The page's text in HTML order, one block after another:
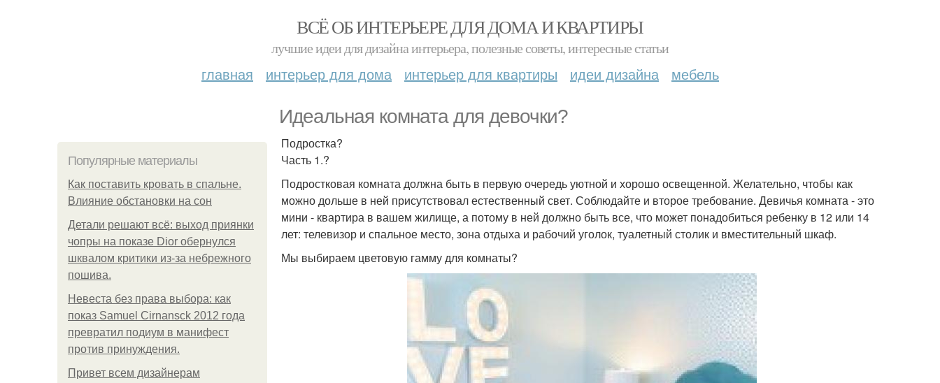
ВСЁ ОБ ИНТЕРЬЕРЕ ДЛЯ ДОМА И КВАРТИРЫ
лучшие идеи для дизайна интерьера, полезные советы, интересные статьи
главная интерьер для дома интерьер для квартиры идеи дизайна мебель
Идеальная комната для девочки?
Популярные материалы
Как поставить кровать в спальне.
Влияние обстановки на сон
Детали решают всё: выход приянки
чопры на показе Dior обернулся
шквалом критики из-за небрежного
пошива.
Невеста без права выбора: как
показ Samuel Cirnansck 2012 года
превратил подиум в манифест
против принуждения.
Привет всем дизайнерам
Подростка?
Часть 1.?
Подростковая комната должна быть в первую очередь уютной и хорошо освещенной. Желательно, чтобы как
можно дольше в ней присутствовал естественный свет. Соблюдайте и второе требование. Девичья комната - это
мини - квартира в вашем жилище, а потому в ней должно быть все, что может понадобиться ребенку в 12 или 14
лет: телевизор и спальное место, зона отдыха и рабочий уголок, туалетный столик и вместительный шкаф.
Мы выбираем цветовую гамму для комнаты?